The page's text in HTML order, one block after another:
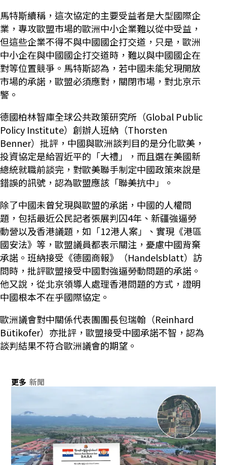
馬特斯續稱，這次協定的主要受益者是大型國際企
業，專攻歐盟市場的歐洲中小企業難以從中受益，
但這些企業不得不與中國國企打交道，只是，歐洲
中小企在與中國國企打交道時，難以與中國國企在
對等位置競爭。馬特斯認為，若中國未能兌現開放
市場的承諾，歐盟必須應對，關閉市場，對北京示
警。
德國柏林智庫全球公共政策研究所（Global Public
Policy Institute）創辦人班納（Thorsten
Benner）批評，中國與歐洲談判目的是分化歐美，
投資協定是給習近平的「大禮」，而且選在美國新
總統就職前談完，對歐美聯手制定中國政策來說是
錯誤的訊號，認為歐盟應該「聯美抗中」。
除了中國未曾兌現與歐盟的承諾，中國的人權問
題，包括最近公民記者張展判囚4年、新疆強逼勞
動營以及香港議題，如「12港人案」、實現《港區
國安法》等，歐盟議員都表示關注，憂慮中國背棄
承諾。班納接受《德國商報》（Handelsblatt）訪
問時，批評歐盟接受中國對強逼勞動問題的承諾。
他又說，從北京領導人處理香港問題的方式，證明
中國根本不在乎國際協定。
歐洲議會對中關係代表團團長包瑞翰（Reinhard
Bütikofer）亦批評，歐盟接受中國承諾不智，認為
談判結果不符合歐洲議會的期望。
更多 新聞